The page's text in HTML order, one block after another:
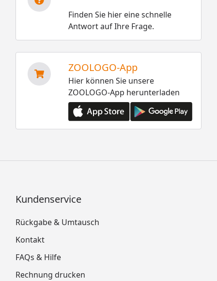
Finden Sie hier eine schnelle
Antwort auf Ihre Frage.
ZOOLOGO-App
Hier können Sie unsere
ZOOLOGO-App herunterladen
Kundenservice
Rückgabe & Umtausch
Kontakt
FAQs & Hilfe
Rechnung drucken